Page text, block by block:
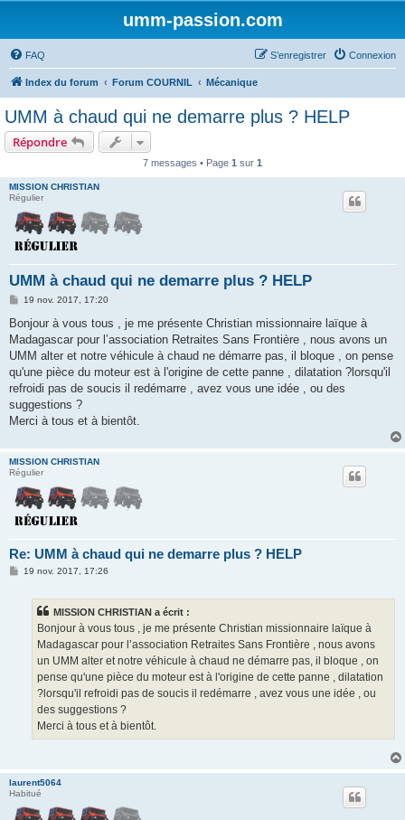
umm-passion.com
FAQ Connexion
S’enregistrer
Index du forum Forum COURNIL Mécanique
UMM à chaud qui ne demarre plus ? HELP
Répondre
7 messages • Page 1 sur 1
MISSION CHRISTIAN
Régulier
UMM à chaud qui ne demarre plus ? HELP
M
s
a
g
19 nov. 2017, 17:20
Bonjour à vous tous , je me présente Christian missionnaire laïque à
Madagascar pour l’association Retraites Sans Frontière , nous avons un
UMM alter et notre véhicule à chaud ne démarre pas, il bloque , on pense
qu'une pièce du moteur est à l'origine de cette panne , dilatation ?lorsqu'il
refroidi pas de soucis il redémarre , avez vous une idée , ou des
suggestions ?
Merci à tous et à bientôt.
MISSION CHRISTIAN
Régulier
Re: UMM à chaud qui ne demarre plus ? HELP
M
19 nov. 2017, 17:26
MISSION CHRISTIAN a écrit :
Bonjour à vous tous , je me présente Christian missionnaire laïque à
Madagascar pour l’association Retraites Sans Frontière , nous avons
un UMM alter et notre véhicule à chaud ne démarre pas, il bloque , on
pense qu'une pièce du moteur est à l'origine de cette panne , dilatation
?lorsqu'il refroidi pas de soucis il redémarre , avez vous une idée , ou
des suggestions ?
Merci à tous et à bientôt.
laurent5064
Habitué